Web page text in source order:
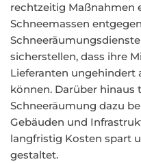
rechtzeitig Maßnahmen
Schneemassen
sicherstellen, dass ihre
Lieferanten ungehindert
können. Darüber
Schneeräumung dazu
Gebäuden und
langfristig Kosten spart
gestaltet.